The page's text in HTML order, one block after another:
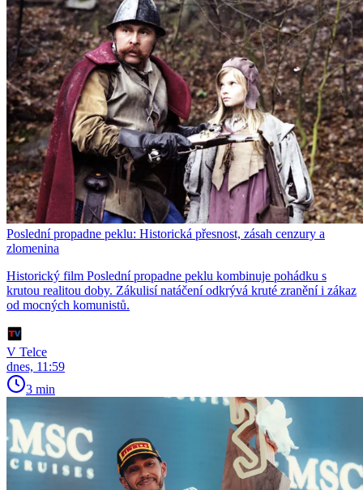
Poslední propadne peklu: Historická přesnost, zásah cenzury a
zlomenina
Historický film Poslední propadne peklu kombinuje pohádku s
krutou realitou doby. Zákulisí natáčení odkrývá kruté zranění i zákaz
od mocných komunistů.
V Telce
dnes, 11:59
3 min